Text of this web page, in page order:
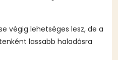
végig lehetséges lesz, de a
lassabb haladásra